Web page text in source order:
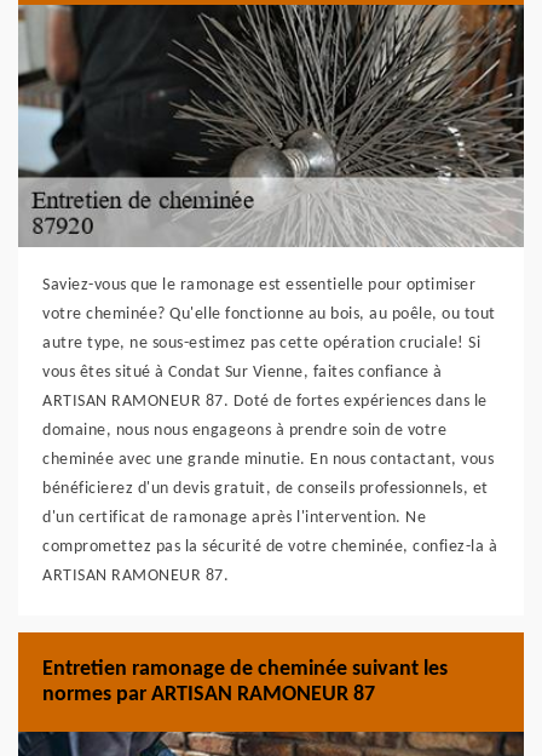
Saviez-vous que le ramonage est essentielle pour optimiser
votre cheminée? Qu'elle fonctionne au bois, au poêle, ou tout
autre type, ne sous-estimez pas cette opération cruciale! Si
vous êtes situé à Condat Sur Vienne, faites confiance à
ARTISAN RAMONEUR 87. Doté de fortes expériences dans le
domaine, nous nous engageons à prendre soin de votre
cheminée avec une grande minutie. En nous contactant, vous
bénéficierez d'un devis gratuit, de conseils professionnels, et
d'un certificat de ramonage après l'intervention. Ne
compromettez pas la sécurité de votre cheminée, confiez-la à
ARTISAN RAMONEUR 87.
Entretien ramonage de cheminée suivant les
normes par ARTISAN RAMONEUR 87